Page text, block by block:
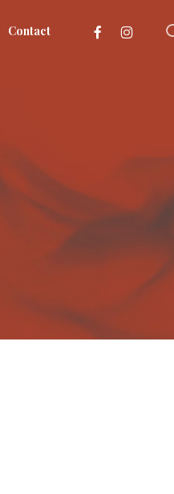
Contact facebookinstagram